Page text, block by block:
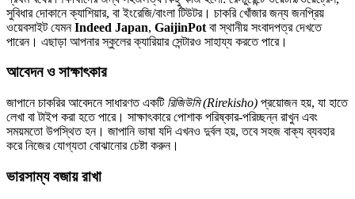
সুবিধার দোকানে ক্যাশিয়ার, বা ইংরেজি/বাংলা টিউটর। চাকরি খোঁজার জন্য জনপ্রিয়
ওয়েবসাইট যেমনIndeed Japan, GaijinPot বা স্থানীয় সংবাদপত্র দেখতে
পারেন। এছাড়া আপনার স্কুলের ক্যারিয়ার সেন্টারও সাহায্য করতে পারে।
আবেদন ও সাক্ষাৎকার
জাপানে চাকরির আবেদনে সাধারণত একটি রিজিউমি (Rirekisho) প্রয়োজন হয়, যা হাতে
লেখা বা টাইপ করা হতে পারে। সাক্ষাৎকারে পোশাক পরিষ্কার-পরিচ্ছন্ন রাখুন এবং
সময়মতো উপস্থিত হন। জাপানি ভাষা যদি এখনও দুর্বল হয়, তবে সহজ বাক্য ব্যবহার
করে নিজের যোগ্যতা বোঝানোর চেষ্টা করুন।
ভারসাম্য বজায় রাখা